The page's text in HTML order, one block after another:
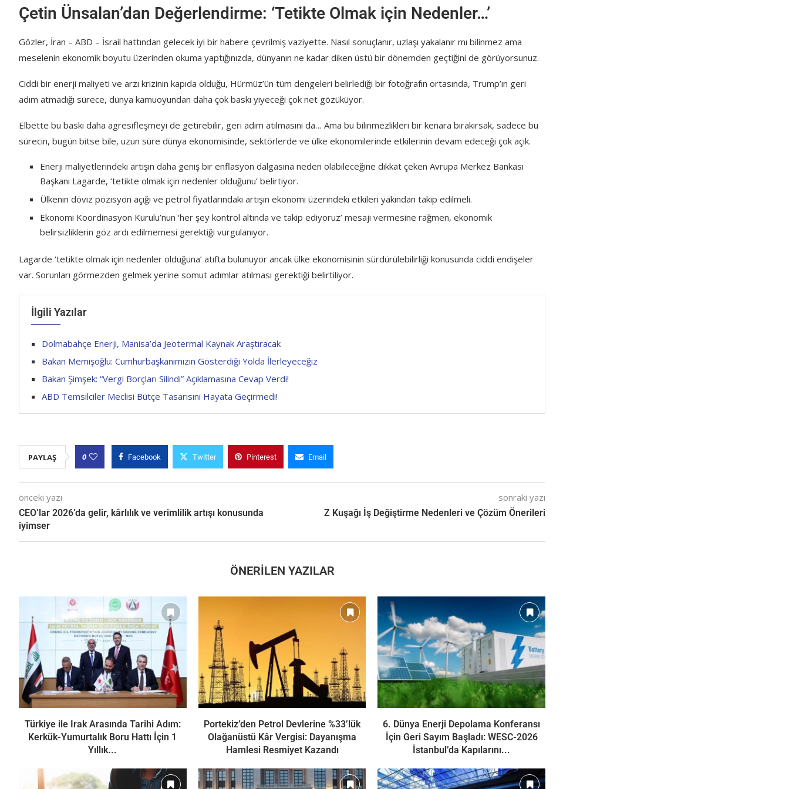
Çetin Ünsalan’dan Değerlendirme: ‘Tetikte Olmak için Nedenler…’
Gözler, İran – ABD – İsrail hattından gelecek iyi bir habere çevrilmiş vaziyette. Nasıl sonuçlanır, uzlaşı yakalanır mı bilinmez ama
meselenin ekonomik boyutu üzerinden okuma yaptığınızda, dünyanın ne kadar diken üstü bir dönemden geçtiğini de görüyorsunuz.
Ciddi bir enerji maliyeti ve arzı krizinin kapıda olduğu, Hürmüz’ün tüm dengeleri belirlediği bir fotoğrafın ortasında, Trump’ın geri
adım atmadığı sürece, dünya kamuoyundan daha çok baskı yiyeceği çok net gözüküyor.
Elbette bu baskı daha agresifleşmeyi de getirebilir, geri adım atılmasını da… Ama bu bilinmezlikleri bir kenara bırakırsak, sadece bu
sürecin, bugün bitse bile, uzun süre dünya ekonomisinde, sektörlerde ve ülke ekonomilerinde etkilerinin devam edeceği çok açık.
Enerji maliyetlerindeki artışın daha geniş bir enflasyon dalgasına neden olabileceğine dikkat çeken Avrupa Merkez Bankası
Başkanı Lagarde, ‘tetikte olmak için nedenler olduğunu’ belirtiyor.
Ülkenin döviz pozisyon açığı ve petrol fiyatlarındaki artışın ekonomi üzerindeki etkileri yakından takip edilmeli.
Ekonomi Koordinasyon Kurulu’nun ‘her şey kontrol altında ve takip ediyoruz’ mesajı vermesine rağmen, ekonomik
belirsizliklerin göz ardı edilmemesi gerektiği vurgulanıyor.
Lagarde ‘tetikte olmak için nedenler olduğuna’ atıfta bulunuyor ancak ülke ekonomisinin sürdürülebilirliği konusunda ciddi endişeler
var. Sorunları görmezden gelmek yerine somut adımlar atılması gerektiği belirtiliyor.
İlgili Yazılar
Dolmabahçe Enerji, Manisa’da Jeotermal Kaynak Araştıracak
Bakan Memişoğlu: Cumhurbaşkanımızın Gösterdiği Yolda İlerleyeceğiz
Bakan Şimşek: “Vergi Borçları Silindi” Açıklamasına Cevap Verdi!
ABD Temsilciler Meclisi Bütçe Tasarısını Hayata Geçirmedi!
PAYLAŞ 0 Facebook Twitter Pinterest Email
önceki yazı
CEO’lar 2026’da gelir, kârlılık ve verimlilik artışı konusunda
iyimser
sonraki yazı
Z Kuşağı İş Değiştirme Nedenleri ve Çözüm Önerileri
ÖNERILEN YAZILAR
Türkiye ile Irak Arasında Tarihi Adım:
Kerkük-Yumurtalık Boru Hattı İçin 1
Yıllık...
Portekiz’den Petrol Devlerine %33’lük
Olağanüstü Kâr Vergisi: Dayanışma
Hamlesi Resmiyet Kazandı
6. Dünya Enerji Depolama Konferansı
İçin Geri Sayım Başladı: WESC-2026
İstanbul’da Kapılarını...